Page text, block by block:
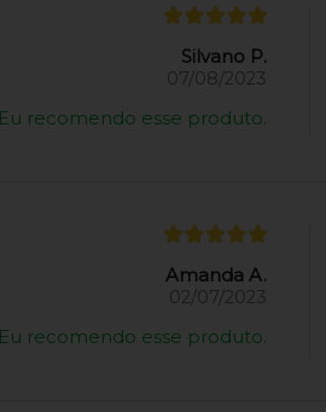
Silvano P.
07/08/2023
Eu recomendo esse produto.
Amanda A.
02/07/2023
Eu recomendo esse produto.